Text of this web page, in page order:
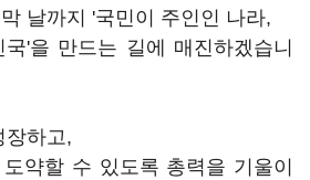
날까지 '국민이 주인인 나라,
'을 만드는 길에 매진하겠습니
장하고,
약할 수 있도록 총력을 기울이